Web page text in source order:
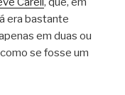
era bastante
em duas ou
se fosse um